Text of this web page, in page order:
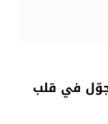
في قلب